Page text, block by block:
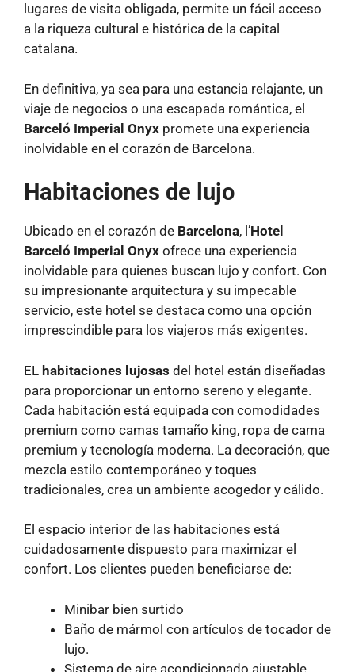
lugares de visita obligada, permite un fácil acceso
a la riqueza cultural e histórica de la capital
catalana.
En definitiva, ya sea para una estancia relajante, un
viaje de negocios o una escapada romántica, el
Barceló Imperial Onyx promete una experiencia
inolvidable en el corazón de Barcelona.
Habitaciones de lujo
Ubicado en el corazón de Barcelona, l’Hotel
Barceló Imperial Onyx ofrece una experiencia
inolvidable para quienes buscan lujo y confort. Con
su impresionante arquitectura y su impecable
servicio, este hotel se destaca como una opción
imprescindible para los viajeros más exigentes.
EL habitaciones lujosas del hotel están diseñadas
para proporcionar un entorno sereno y elegante.
Cada habitación está equipada con comodidades
premium como camas tamaño king, ropa de cama
premium y tecnología moderna. La decoración, que
mezcla estilo contemporáneo y toques
tradicionales, crea un ambiente acogedor y cálido.
El espacio interior de las habitaciones está
cuidadosamente dispuesto para maximizar el
confort. Los clientes pueden beneficiarse de:
Minibar bien surtido
Baño de mármol con artículos de tocador de
lujo.
Sistema de aire acondicionado ajustable